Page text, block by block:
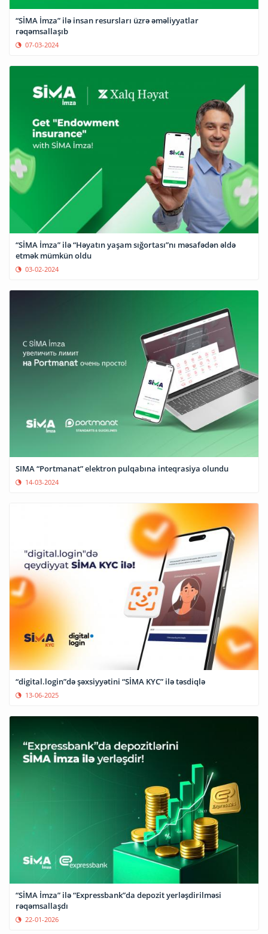
“SİMA İmza” ilə insan resursları üzrə əməliyyatlar
rəqəmsallaşıb
07-03-2024
“SİMA İmza” ilə “Həyatın yaşam sığortası”nı məsafədən əldə
etmək mümkün oldu
03-02-2024
SIMA “Portmanat” elektron pulqabına inteqrasiya olundu
14-03-2024
“digital.login”də şəxsiyyətini “SİMA KYC” ilə təsdiqlə
13-06-2025
“SİMA İmza” ilə “Expressbank”da depozit yerləşdirilməsi
rəqəmsallaşdı
22-01-2026